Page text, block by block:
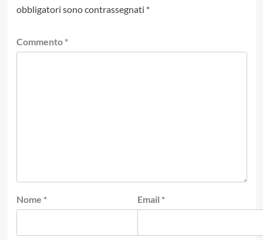
obbligatori sono contrassegnati *
Commento *
Nome * Email *